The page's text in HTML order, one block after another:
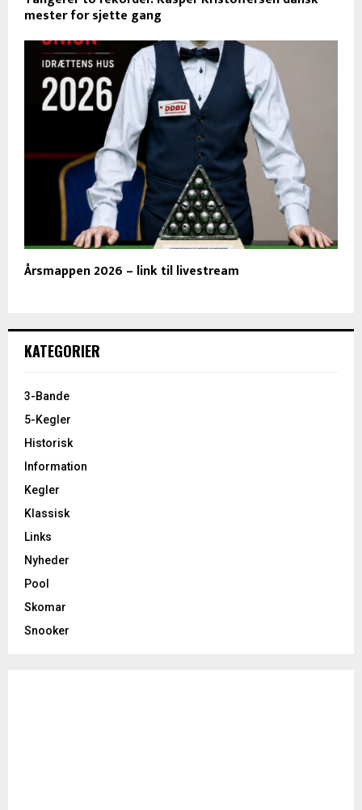
mester for sjette gang
Årsmappen 2026 – link til livestream
KATEGORIER
3-Bande
5-Kegler
Historisk
Information
Kegler
Klassisk
Links
Nyheder
Pool
Skomar
Snooker